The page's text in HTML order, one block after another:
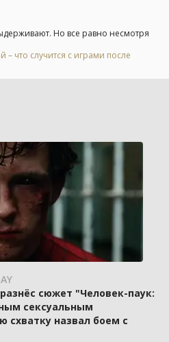
Но все равно несмотря
– что случится с играми после
сюжет "Человек-паук:
сексуальным
схватку назвал боем с